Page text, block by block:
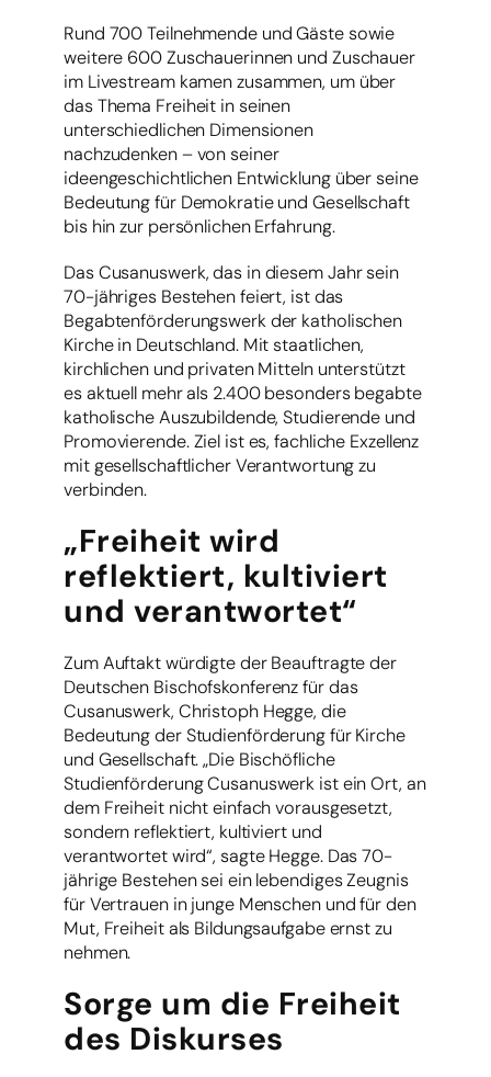
Rund 700 Teilnehmende und Gäste sowie
weitere 600 Zuschauerinnen und Zuschauer
im Livestream kamen zusammen, um über
das Thema Freiheit in seinen
unterschiedlichen Dimensionen
nachzudenken – von seiner
ideengeschichtlichen Entwicklung über seine
Bedeutung für Demokratie und Gesellschaft
bis hin zur persönlichen Erfahrung.
Das Cusanuswerk, das in diesem Jahr sein
70-jähriges Bestehen feiert, ist das
Begabtenförderungswerk der katholischen
Kirche in Deutschland. Mit staatlichen,
kirchlichen und privaten Mitteln unterstützt
es aktuell mehr als 2.400 besonders begabte
katholische Auszubildende, Studierende und
Promovierende. Ziel ist es, fachliche Exzellenz
mit gesellschaftlicher Verantwortung zu
verbinden.
„Freiheit wird
reflektiert, kultiviert
und verantwortet“
Zum Auftakt würdigte der Beauftragte der
Deutschen Bischofskonferenz für das
Cusanuswerk, Christoph Hegge, die
Bedeutung der Studienförderung für Kirche
und Gesellschaft. „Die Bischöfliche
Studienförderung Cusanuswerk ist ein Ort, an
dem Freiheit nicht einfach vorausgesetzt,
sondern reflektiert, kultiviert und
verantwortet wird“, sagte Hegge. Das 70-
jährige Bestehen sei ein lebendiges Zeugnis
für Vertrauen in junge Menschen und für den
Mut, Freiheit als Bildungsaufgabe ernst zu
nehmen.
Sorge um die Freiheit
des Diskurses